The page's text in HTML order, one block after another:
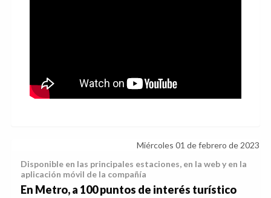
Miércoles 01 de febrero de 2023
Disponible en las principales estaciones, en la web y en la
aplicación móvil de la compañía
En Metro, a 100 puntos de interés turístico